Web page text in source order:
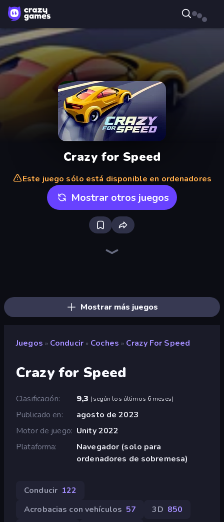
Crazy for Speed
Este juego sólo está disponible en ordenadores
Mostrar otros juegos
Mostrar más juegos
Juegos » Conducir » Coches » Crazy For Speed
Crazy for Speed
Clasificación 9,3 (según los últimos 6 meses)
Publicado en
agosto de 2023
Motor de juego Unity 2022
Plataforma
Navegador (solo para
ordenadores de sobremesa)
Conducir 122
Acrobacias con vehículos 57 3D 850